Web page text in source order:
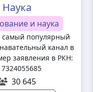
Наука
и наука
самый популярный
канал в
заявления в РКН:
30 645